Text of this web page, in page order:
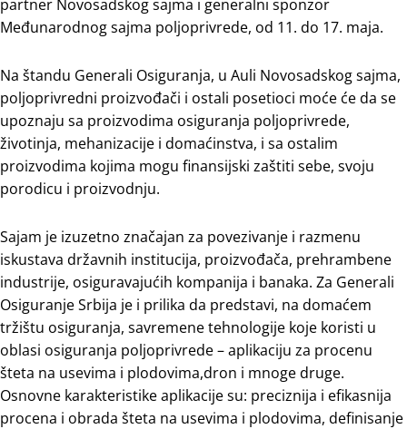
partner Novosadskog sajma i generalni sponzor
Međunarodnog sajma poljoprivrede, od 11. do 17. maja.
Na štandu Generali Osiguranja, u Auli Novosadskog sajma,
poljoprivredni proizvođači i ostali posetioci moće će da se
upoznaju sa proizvodima osiguranja poljoprivrede,
životinja, mehanizacije i domaćinstva, i sa ostalim
proizvodima kojima mogu finansijski zaštiti sebe, svoju
porodicu i proizvodnju.
Sajam je izuzetno značajan za povezivanje i razmenu
iskustava državnih institucija, proizvođača, prehrambene
industrije, osiguravajućih kompanija i banaka. Za Generali
Osiguranje Srbija je i prilika da predstavi, na domaćem
tržištu osiguranja, savremene tehnologije koje koristi u
oblasi osiguranja poljoprivrede – aplikaciju za procenu
šteta na usevima i plodovima,dron i mnoge druge.
Osnovne karakteristike aplikacije su: preciznija i efikasnija
procena i obrada šteta na usevima i plodovima, definisanje